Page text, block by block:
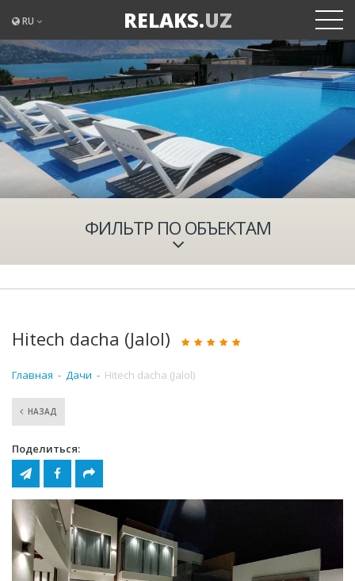
RELAKS.UZ
RU
ФИЛЬТР ПО ОБЪЕКТАМ
Hitech dacha (Jalol)
Главная Дачи Hitech dacha (Jalol)
НАЗАД
Поделиться: